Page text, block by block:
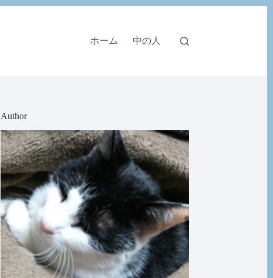
ホーム 中の人
Author